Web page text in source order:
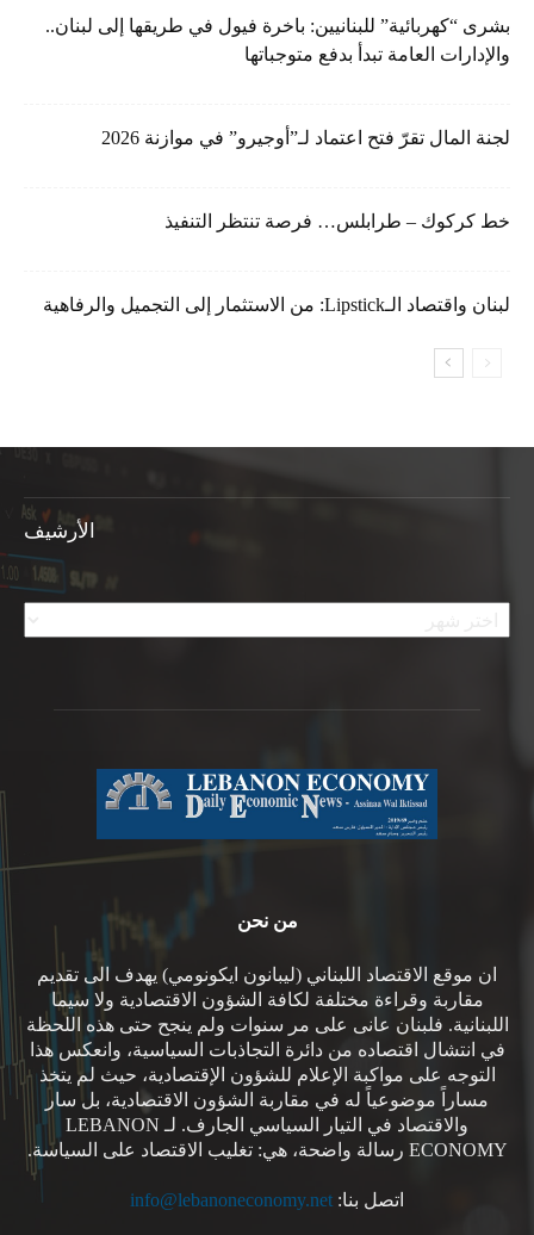
بشرى “كهربائية” للبنانيين: باخرة فيول في طريقها إلى لبنان..
والإدارات العامة تبدأ بدفع متوجباتها
لجنة المال تقرّ فتح اعتماد لـ”أوجيرو” في موازنة 2026
خط كركوك – طرابلس… فرصة تنتظر التنفيذ
لبنان واقتصاد الـLipstick: من الاستثمار إلى التجميل والرفاهية
الأرشيف
الأرشيف
من نحن
ان موقع الاقتصاد اللبناني (ليبانون ايكونومي) يهدف الى تقديم
مقاربة وقراءة مختلفة لكافة الشؤون الاقتصادية ولا سيما
اللبنانية. فلبنان عانى على مر سنوات ولم ينجح حتى هذه اللحظة
في انتشال اقتصاده من دائرة التجاذبات السياسية، وانعكس هذا
التوجه على مواكبة الإعلام للشؤون الإقتصادية، حيث لم يتخذ
مساراً موضوعياً له في مقاربة الشؤون الاقتصادية، بل سار
والاقتصاد في التيار السياسي الجارف. لـ LEBANON
ECONOMY رسالة واضحة، هي: تغليب الاقتصاد على السياسة.
اتصل بنا: info@lebanoneconomy.net